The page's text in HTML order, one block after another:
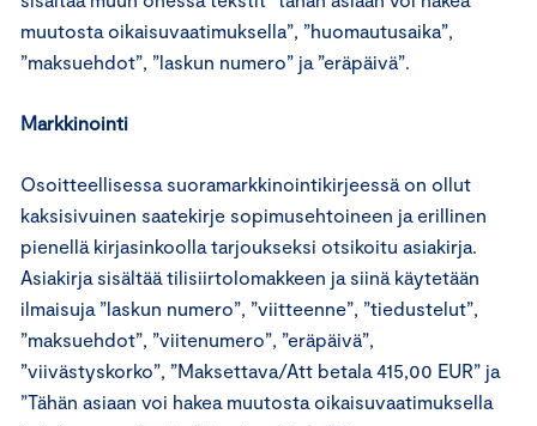
muutosta oikaisuvaatimuksella”, ”huomautusaika”,
”maksuehdot”, ”laskun numero” ja ”eräpäivä”.
Markkinointi
Osoitteellisessa suoramarkkinointikirjeessä on ollut
kaksisivuinen saatekirje sopimusehtoineen ja erillinen
pienellä kirjasinkoolla tarjoukseksi otsikoitu asiakirja.
Asiakirja sisältää tilisiirtolomakkeen ja siinä käytetään
ilmaisuja ”laskun numero”, ”viitteenne”, ”tiedustelut”,
”maksuehdot”, ”viitenumero”, ”eräpäivä”,
”viivästyskorko”, ”Maksettava/Att betala 415,00 EUR” ja
”Tähän asiaan voi hakea muutosta oikaisuvaatimuksella